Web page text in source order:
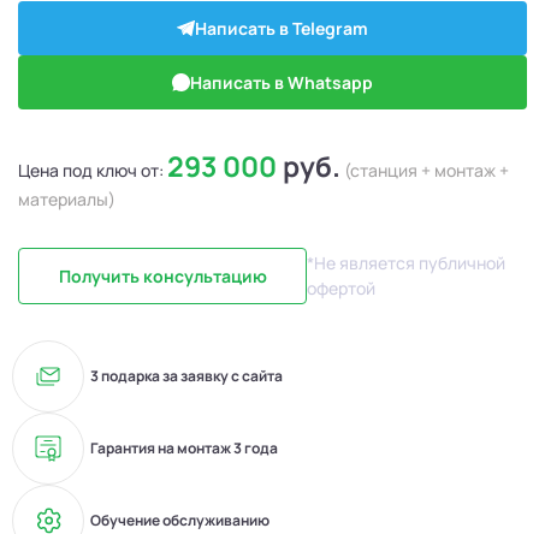
Написать в Telegram
Написать в Whatsapp
Цена под ключ от: 293 000 руб. (станция + монтаж +
материалы)
Получить консультацию
*Не является публичной
офертой
3 подарка за заявку с сайта
Гарантия на монтаж 3 года
Обучение обслуживанию